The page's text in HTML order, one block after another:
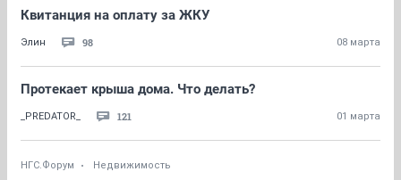
Квитанция на оплату за ЖКУ
Элин 98 08 марта
Протекает крыша дома. Что делать?
_PREDATOR_ 121 01 марта
НГС.Форум Недвижимость